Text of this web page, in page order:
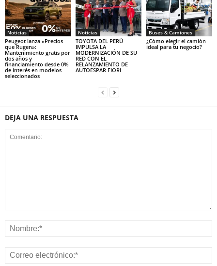
Noticias
Peugeot lanza «Precios
que Rugen»:
Mantenimiento gratis por
dos años y
financiamiento desde 0%
de interés en modelos
seleccionados
Noticias
TOYOTA DEL PERÚ
IMPULSA LA
MODERNIZACIÓN DE SU
RED CON EL
RELANZAMIENTO DE
AUTOESPAR FIORI
Buses & Camiones
¿Cómo elegir el camión
ideal para tu negocio?
DEJA UNA RESPUESTA